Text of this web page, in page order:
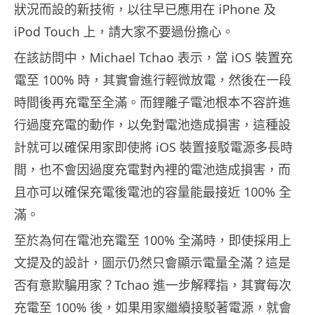
狀況而設的新技術，以往早已應用在 iPhone 及
iPod Touch 上，請大家不要過份擔心。
在該訪問中，Michael Tchao 表示，當 iOS 裝置充
電至 100% 時，其實會進行輕微放電，然後在一段
時間後再充電至全滿。而鋰離子電池根本不容許進
行過度充電的動作，以免對電池造成損害，這種設
計就可以確保用家即使將 iOS 裝置接駁電源多長時
間，也不會因過度充電對內裡的電池造成損害，而
且亦可以確保充電後電池的容量能最接近 100% 全
滿。
至於為何在電池充電至 100% 全滿時，即使採用上
文提及的設計，圖示仍然只會顯示電量全滿？這是
否有意欺騙用家？Tchao 進一步解釋指，其實每次
充電至 100% 後，如果用家繼續接駁著電源，就會